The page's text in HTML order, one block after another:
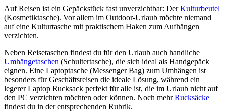
Auf Reisen ist ein Gepäckstück fast unverzichtbar: DerKulturbeutel
(Kosmetiktasche). Vor allem im Outdoor-Urlaub möchte niemand
auf eine Kulturtasche mit praktischem Haken zum Aufhängen
verzichten.
Neben Reisetaschen findest du für den Urlaub auch handliche
Umhängetaschen (Schultertasche), die sich ideal als Handgepäck
eignen. Eine Laptoptasche (Messenger Bag) zum Umhängen ist
besonders für Geschäftsreisen die ideale Lösung, während ein
legerer Laptop Rucksack perfekt für alle ist, die im Urlaub nicht auf
den PC verzichten möchten oder können. Noch mehrRucksäcke
findest du in der entsprechenden Rubrik.